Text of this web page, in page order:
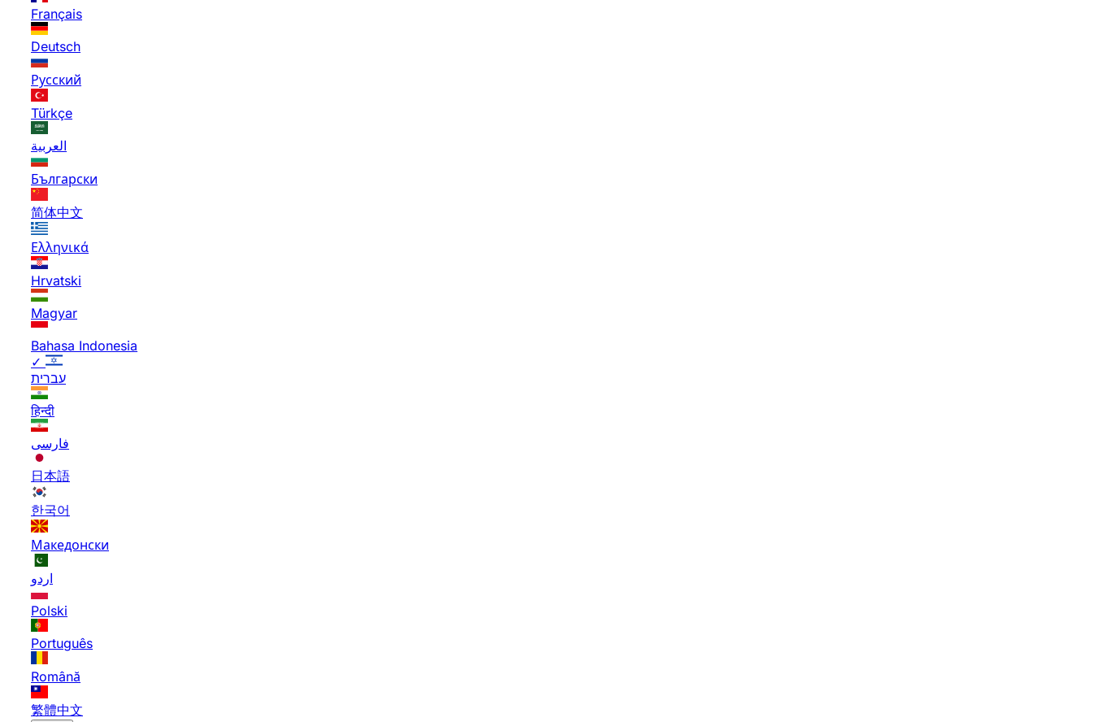
Français
Deutsch
Русский
Türkçe
العربية
Български
简体中文
Ελληνικά
Hrvatski
Magyar
Bahasa Indonesia
✓
עברית
हिन्दी
فارسی
日本語
한국어
Македонски
اردو
Polski
Português
Română
繁體中文